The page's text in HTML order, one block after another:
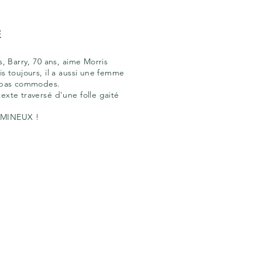
Barry, 70 ans, aime Morris
toujours, il a aussi une femme
commodes.
traversé d'une folle gaité
!